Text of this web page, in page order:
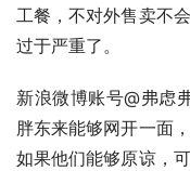
工餐，不对外售卖不
过于严重了。
新浪微博账号@弗虑
胖东来能够网开一面
如果他们能够原谅，